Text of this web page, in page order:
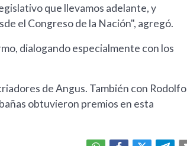
que llevamos adelante, y
el Congreso de la Nación", agregó.
dialogando especialmente con los
de Angus. También con Rodolfo
obtuvieron premios en esta